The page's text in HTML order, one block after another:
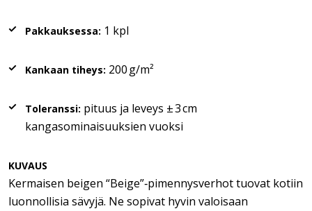
Pakkauksessa: 1 kpl
Kankaan tiheys: 200 g/m²
Toleranssi: pituus ja leveys ± 3 cm
kangasominaisuuksien vuoksi
KUVAUS
Kermaisen beigen “Beige”‑pimennysverhot tuovat kotiin
luonnollisia sävyjä. Ne sopivat hyvin valoisaan